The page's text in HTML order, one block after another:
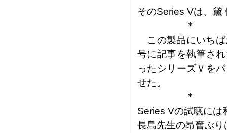
そのSeries Vは、黛
＊
この製品にいちば
号に記事を執筆さ
ったシリーズＶを
せた。
＊
Series Vの試聴には
長島先生の昂奮ぶ